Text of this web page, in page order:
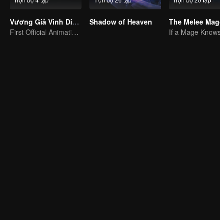
Vương Giả Vinh Diệu - Vinh Diệu Chi Chương: Thành Toái Nguyệt
First Official Animation of Honor of Kings
Shadow of Heaven
The Melee